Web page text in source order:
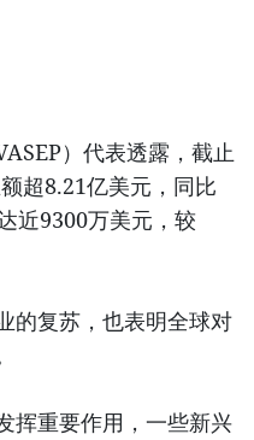
）代表透露，截止
超8.21亿美元，同比
近9300万美元，较
的复苏，也表明全球对
挥重要作用，一些新兴